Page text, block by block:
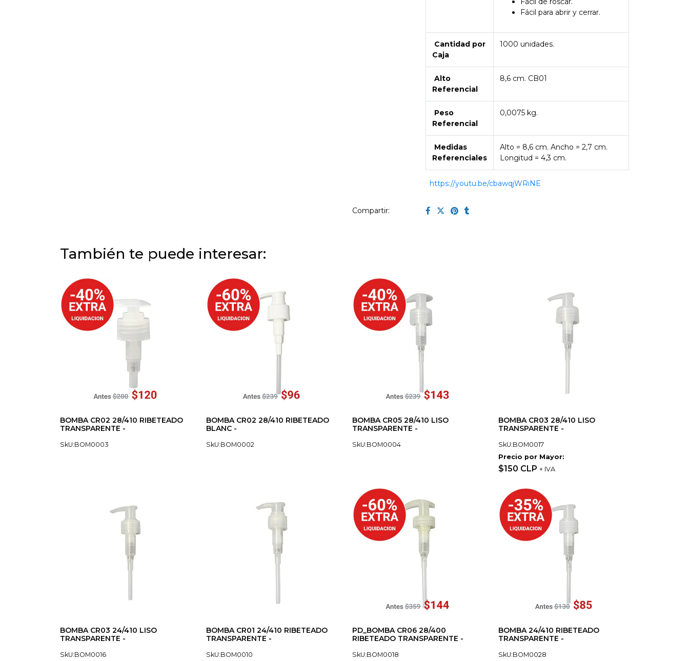
Fácil para abrir y cerrar.
Cantidad por
Caja
1000 unidades.
Alto
Referencial
8,6 cm. CB01
Peso
Referencial
0,0075 kg.
Medidas
Referenciales
Alto = 8,6 cm. Ancho = 2,7 cm.
Longitud = 4,3 cm.
https://youtu.be/cbawqjWRiNE
Compartir:
También te puede interesar:
BOMBA CR02 28/410 RIBETEADO
TRANSPARENTE -
SkU:BOM0003
BOMBA CR02 28/410 RIBETEADO
BLANC -
SkU:BOM0002
BOMBA CR05 28/410 LISO
TRANSPARENTE -
SkU:BOM0004
BOMBA CR03 28/410 LISO
TRANSPARENTE -
SkU:BOM0017
Precio por Mayor:
$150 CLP + IVA
BOMBA CR03 24/410 LISO
TRANSPARENTE -
SkU:BOM0016
BOMBA CR01 24/410 RIBETEADO
TRANSPARENTE -
SkU:BOM0010
PD_BOMBA CR06 28/400
RIBETEADO TRANSPARENTE -
SkU:BOM0018
BOMBA 24/410 RIBETEADO
TRANSPARENTE -
SkU:BOM0028